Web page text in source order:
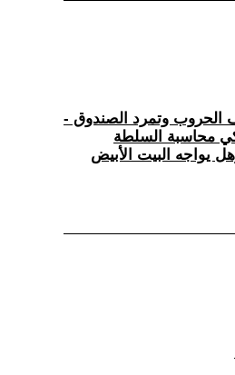
الحروب وتمرد الصندوق -
محاسبة السلطة
يواجه البيت الأبيض